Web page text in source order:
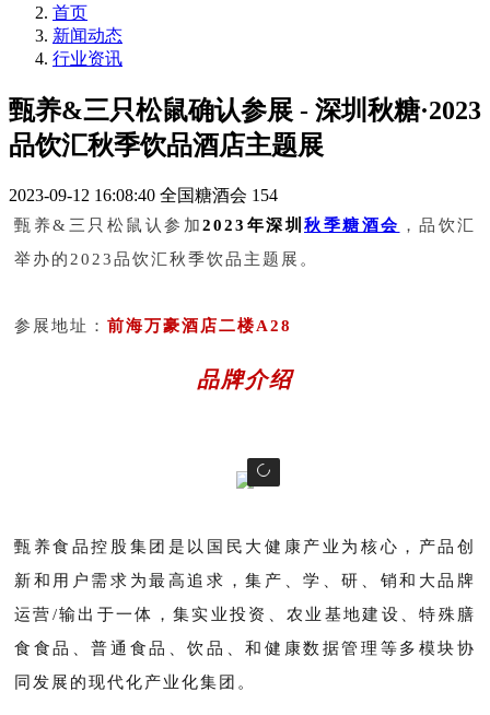
首页
新闻动态
行业资讯
甄养&三只松鼠确认参展 - 深圳秋糖·2023
品饮汇秋季饮品酒店主题展
2023-09-12 16:08:40 全国糖酒会 154
甄养&三只松鼠认参加2023年深圳 秋季糖酒会 ，品饮汇
举办的2023品饮汇秋季饮品主题展。
参展地址： 前海万豪酒店二楼A28
品牌介绍
甄养食品控股集团是以国民大健康产业为核心，产品创
新和用户需求为最高追求，集产、学、研、销和大品牌
运营/输出于一体，集实业投资、农业基地建设、特殊膳
食食品、普通食品、饮品、和健康数据管理等多模块协
同发展的现代化产业化集团。